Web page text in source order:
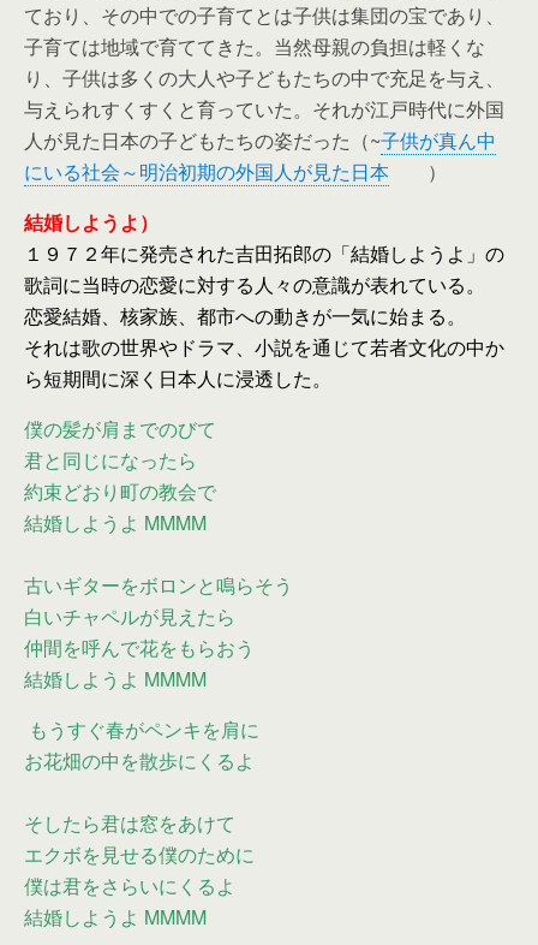
ており、その中での子育てとは子供は集団の宝であり、
子育ては地域で育ててきた。当然母親の負担は軽くな
り、子供は多くの大人や子どもたちの中で充足を与え、
与えられすくすくと育っていた。それが江戸時代に外国
人が見た日本の子どもたちの姿だった（~子供が真ん中
にいる社会～明治初期の外国人が見た日本 ）
結婚しようよ）
１９７２年に発売された吉田拓郎の「結婚しようよ」の
歌詞に当時の恋愛に対する人々の意識が表れている。
恋愛結婚、核家族、都市への動きが一気に始まる。
それは歌の世界やドラマ、小説を通じて若者文化の中か
ら短期間に深く日本人に浸透した。
僕の髪が肩までのびて
君と同じになったら
約束どおり町の教会で
結婚しようよ MMMM
古いギターをボロンと鳴らそう
白いチャペルが見えたら
仲間を呼んで花をもらおう
結婚しようよ MMMM
もうすぐ春がペンキを肩に
お花畑の中を散歩にくるよ
そしたら君は窓をあけて
エクボを見せる僕のために
僕は君をさらいにくるよ
結婚しようよ MMMM